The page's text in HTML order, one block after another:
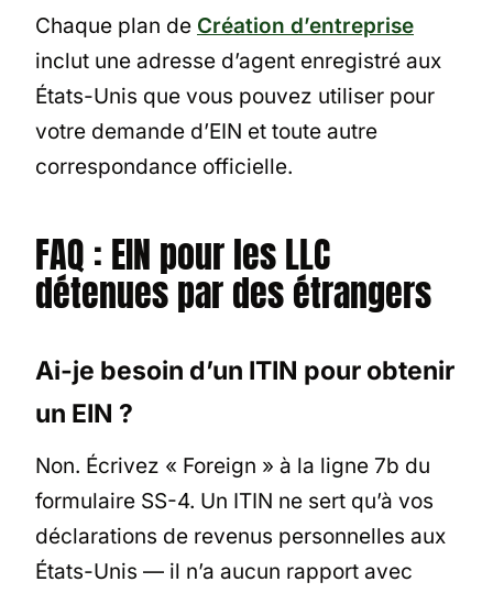
Chaque plan de Création d’entreprise
inclut une adresse d’agent enregistré aux
États-Unis que vous pouvez utiliser pour
votre demande d’EIN et toute autre
correspondance officielle.
FAQ : EIN pour les LLC
détenues par des étrangers
Ai-je besoin d’un ITIN pour obtenir
un EIN ?
Non. Écrivez « Foreign » à la ligne 7b du
formulaire SS-4. Un ITIN ne sert qu’à vos
déclarations de revenus personnelles aux
États-Unis — il n’a aucun rapport avec